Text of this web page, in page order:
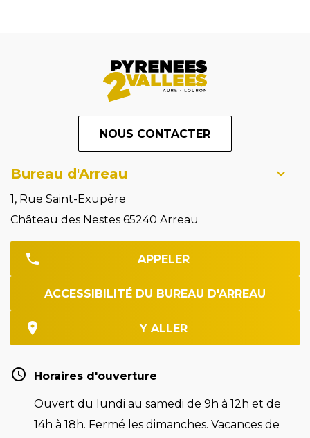
NOUS CONTACTER
Bureau d'Arreau
1, Rue Saint-Exupère
Château des Nestes 65240 Arreau
APPELER
ACCESSIBILITÉ DU BUREAU D'ARREAU
Y ALLER
Horaires d'ouverture
Ouvert du lundi au samedi de 9h à 12h et de
14h à 18h. Fermé les dimanches. Vacances de